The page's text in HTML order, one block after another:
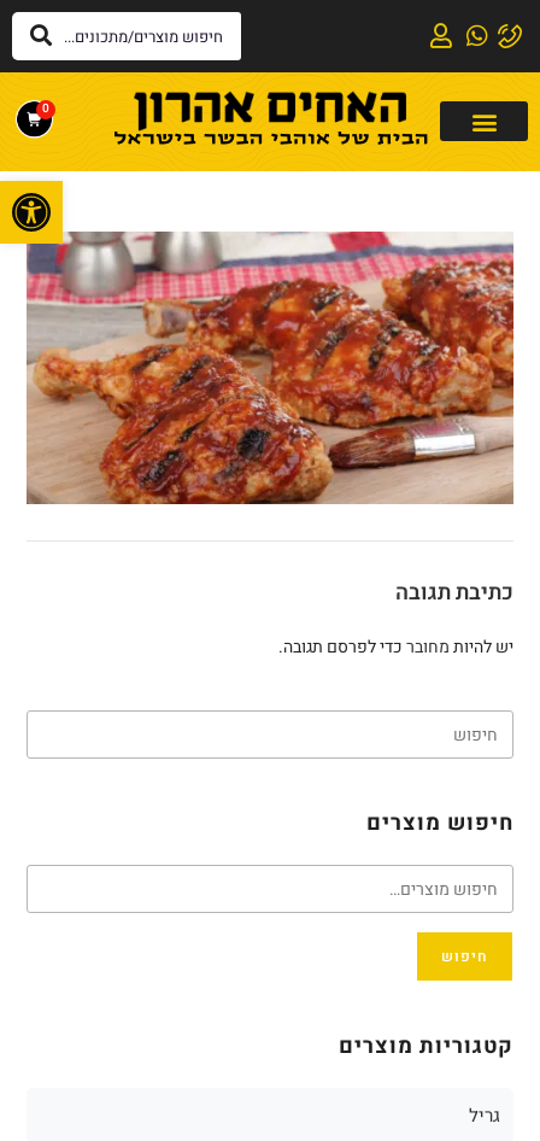
0
כתיבת תגובה
יש להיותמחוברכדי לפרסם תגובה.
חיפוש מוצרים
חיפוש
קטגוריות מוצרים
גריל